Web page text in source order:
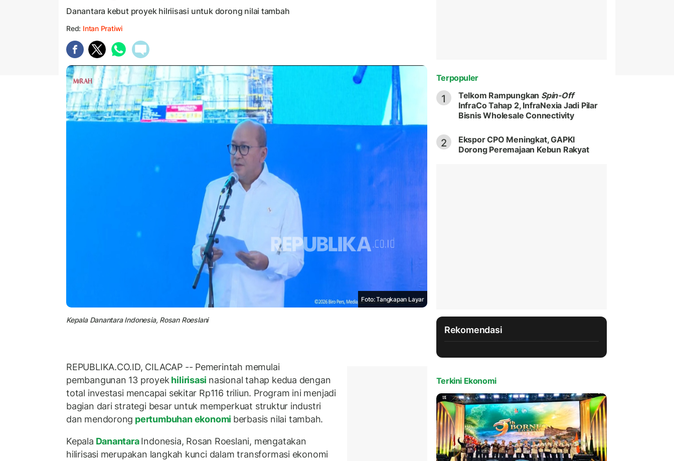
Danantara kebut proyek hilriisasi untuk dorong nilai tambah
Red: Intan Pratiwi
Foto: Tangkapan Layar
Kepala Danantara Indonesia, Rosan Roeslani
REPUBLIKA.CO.ID, CILACAP -- Pemerintah memulai
pembangunan 13 proyek hilirisasi nasional tahap kedua dengan
total investasi mencapai sekitar Rp116 triliun. Program ini menjadi
bagian dari strategi besar untuk memperkuat struktur industri
dan mendorong pertumbuhan ekonomi berbasis nilai tambah.
Kepala DanantaraIndonesia, Rosan Roeslani, mengatakan
hilirisasi merupakan langkah kunci dalam transformasi ekonomi
Terpopuler
1 Telkom Rampungkan Spin-Off
InfraCo Tahap 2, InfraNexia Jadi Pilar
Bisnis Wholesale Connectivity
2
Ekspor CPO Meningkat, GAPKI
Dorong Peremajaan Kebun Rakyat
Rekomendasi
Terkini Ekonomi